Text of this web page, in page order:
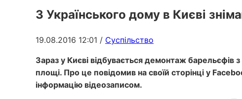
З Українського дому в Києві
19.08.2016 12:01 / Суспільство
Зараз у Києві відбувається демонтаж барельєфів
площі. Про це повідомив на своїй сторінці у
інформацію відеозаписом.